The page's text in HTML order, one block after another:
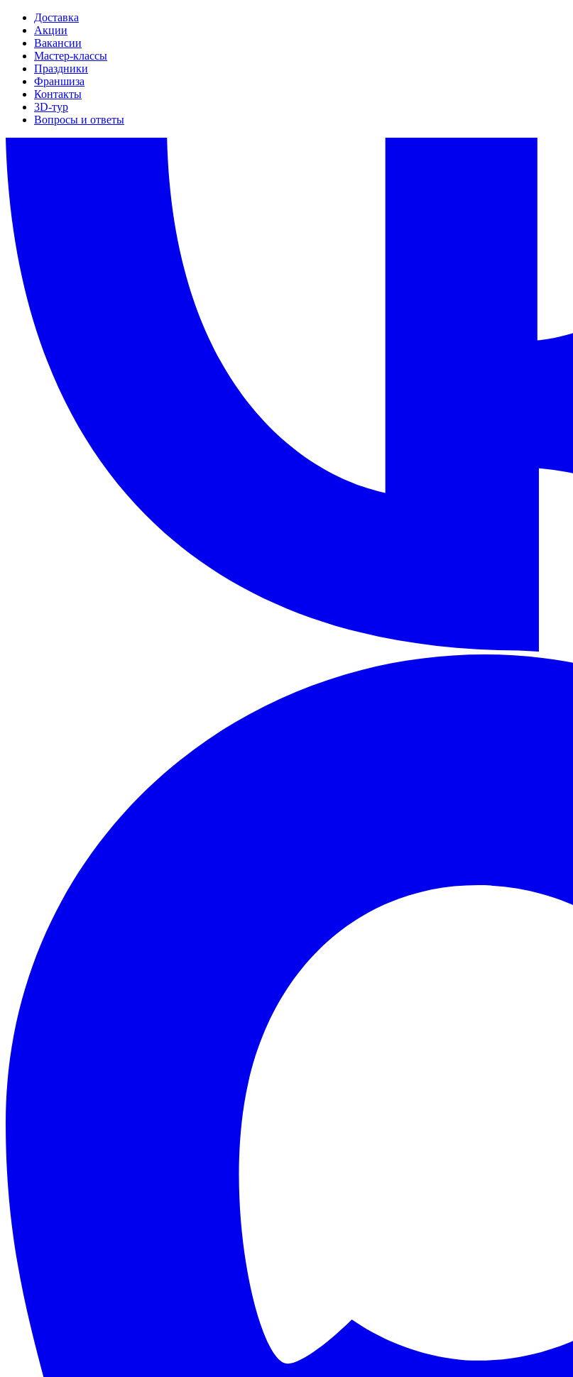
Доставка
Акции
Вакансии
Мастер-классы
Праздники
Франшиза
Контакты
3D-тур
Вопросы и ответы